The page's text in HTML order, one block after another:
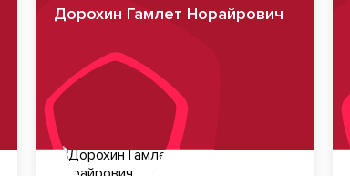
Дорохин Гамлет Норайрович